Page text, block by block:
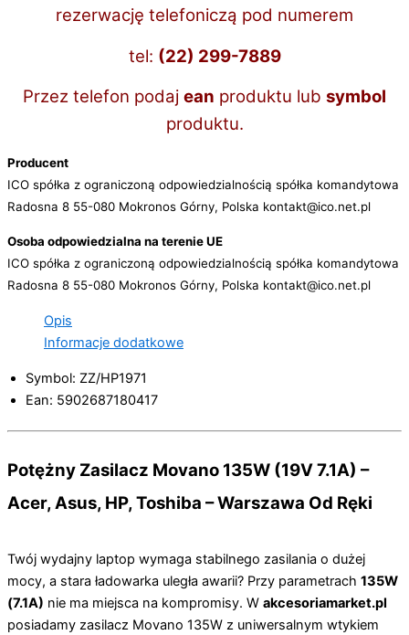
rezerwację telefoniczą pod numerem
tel: (22) 299-7889
Przez telefon podaj ean produktu lub symbol
produktu.
Producent
ICO spółka z ograniczoną odpowiedzialnością spółka komandytowa
Radosna 8 55-080 Mokronos Górny, Polska kontakt@ico.net.pl
Osoba odpowiedzialna na terenie UE
ICO spółka z ograniczoną odpowiedzialnością spółka komandytowa
Radosna 8 55-080 Mokronos Górny, Polska kontakt@ico.net.pl
Opis
Informacje dodatkowe
Symbol: ZZ/HP1971
Ean: 5902687180417
Potężny Zasilacz Movano 135W (19V 7.1A) –
Acer, Asus, HP, Toshiba – Warszawa Od Ręki
Twój wydajny laptop wymaga stabilnego zasilania o dużej
mocy, a stara ładowarka uległa awarii? Przy parametrach 135W
(7.1A) nie ma miejsca na kompromisy. W akcesoriamarket.pl
posiadamy zasilacz Movano 135W z uniwersalnym wtykiem